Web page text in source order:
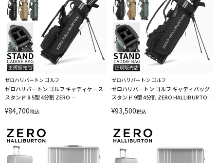
ゼロハリバートン ゴルフ
ゼロハリバートン ゴルフ キャディケース
スタンド 8.5型 4分割 ZERO
¥84,700税込
ゼロハリバートン ゴルフ
ゼロハリバートン ゴルフ キャディバッグ
スタンド 9型 4分割 ZERO HALLIBURTON
¥93,500税込